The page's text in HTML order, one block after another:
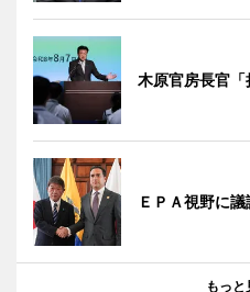
木原官房長官「
ＥＰＡ視野に
もっと